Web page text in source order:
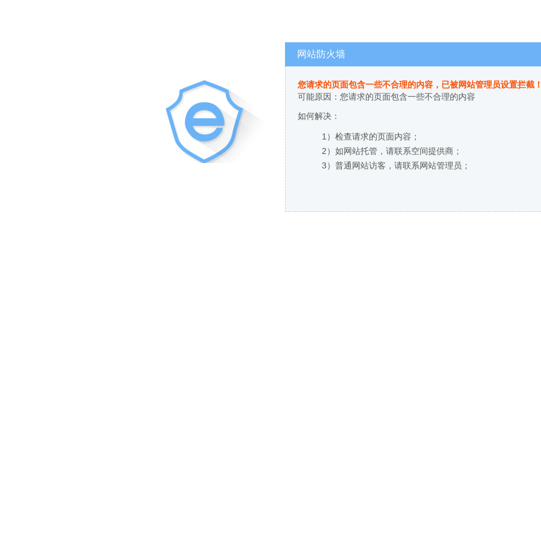
网站防火墙
您请求的页面包含一些不合理的内容，已被网站管理员设置拦截
可能原因：您请求的页面包含一些不合理的内容
如何解决：
1）检查请求的页面内容；
2）如网站托管，请联系空间提供商；
3）普通网站访客，请联系网站管理员；